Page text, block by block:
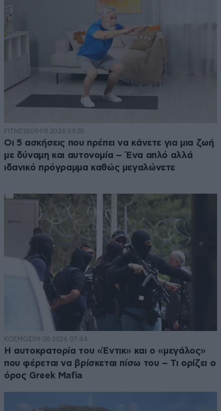
FITNESS09·08·2026 09:30
Οι 5 ασκήσεις που πρέπει να κάνετε για μια ζωή
με δύναμη και αυτονομία – Ένα απλό αλλά
ιδανικό πρόγραμμα καθώς μεγαλώνετε
ΚΟΣΜΟΣ09·08·2026 07:44
Η αυτοκρατορία του «Έντικ» και ο «μεγάλος»
που φέρεται να βρίσκεται πίσω του – Τι ορίζει ο
όρος Greek Mafia